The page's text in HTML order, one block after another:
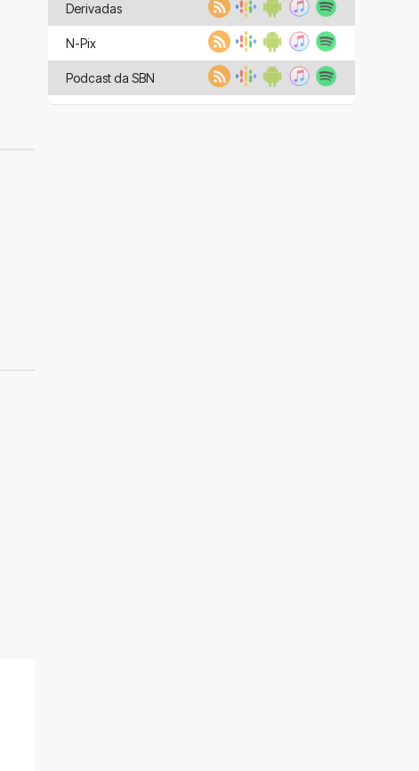
Derivadas
N-Pix
Podcast da SBN